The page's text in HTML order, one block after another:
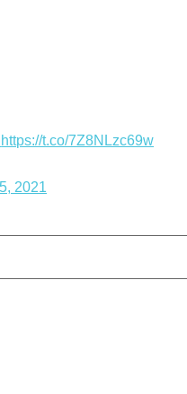
https://t.co/7Z8NLzc69w
2021